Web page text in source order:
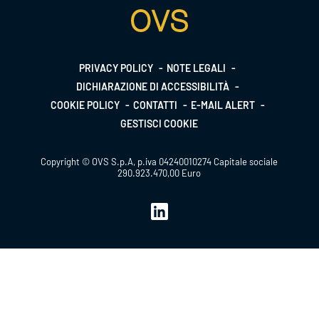
Footer
menu
PRIVACY POLICY
NOTE LEGALI
DICHIARAZIONE DI ACCESSIBILITÀ
COOKIE POLICY
CONTATTI
E-MAIL ALERT
GESTISCI COOKIE
Copyright © OVS S.p.A, p.iva 04240010274 Capitale sociale
290.923.470,00 Euro